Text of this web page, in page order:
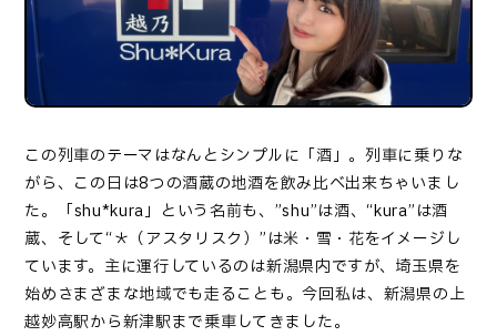
この列車のテーマはなんとシンプルに「酒」。列車に乗りな
がら、この日は8つの酒蔵の地酒を飲み比べ出来ちゃいまし
た。「shu*kura」という名前も、 ”shu”は酒、“kura”は酒
蔵、そして“＊（アスタリスク）”は米・雪・花をイメージし
ています。主に運行しているのは新潟県内ですが、埼玉県を
始めさまざまな地域でも走ることも。今回私は、新潟県の上
越妙高駅から新津駅まで乗車してきました。